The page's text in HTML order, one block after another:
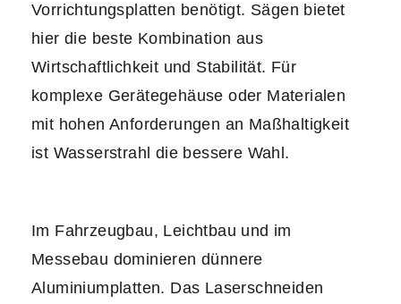
Vorrichtungsplatten benötigt. Sägen bietet
hier die beste Kombination aus
Wirtschaftlichkeit und Stabilität. Für
komplexe Gerätegehäuse oder Materialen
mit hohen Anforderungen an Maßhaltigkeit
ist Wasserstrahl die bessere Wahl.
Im Fahrzeugbau, Leichtbau und im
Messebau dominieren dünnere
Aluminiumplatten. Das Laserschneiden